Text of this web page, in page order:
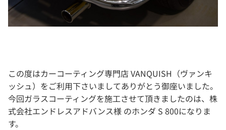
この度はカーコーティング専門店 VANQUISH（ヴァンキ
ッシュ）をご利用下さいましてありがとう御座いました。
今回ガラスコーティングを施工させて頂きましたのは、株
式会社エンドレスアドバンス様 のホンダ S 800になりま
す。